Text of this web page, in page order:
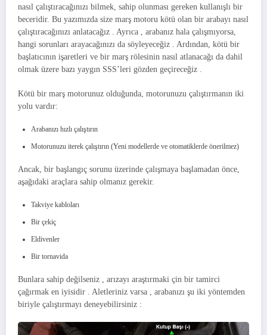
nasıl çalıştıracağınızı bilmek, sahip olunması gereken kullanışlı bir
beceridir. Bu yazımızda size marş motoru kötü olan bir arabayı nasıl
çalıştıracağınızı anlatacağız . Ayrıca , arabanız hala çalışmıyorsa,
hangi sorunları arayacağınızı da söyleyeceğiz . Ardından, kötü bir
başlatıcının işaretleri ve bir marş rölesinin nasıl atlanacağı da dahil
olmak üzere bazı yaygın SSS’leri gözden geçireceğiz .
Kötü bir marş motorunuz olduğunda, motorunuzu çalıştırmanın iki
yolu vardır:
Arabanızı hızlı çalıştırın
Motorunuzu iterek çalıştırın (Yeni modellerde ve otomatiklerde önerilmez)
Ancak, bir başlangıç ​​sorunu üzerinde çalışmaya başlamadan önce,
aşağıdaki araçlara sahip olmanız gerekir.
Takviye kabloları
Bir çekiç
Eldivenler
Bir tornavida
Bunlara sahip değilseniz , arızayı araştırmaki çin bir tamirci
çağırmak en iyisidir . Aletleriniz varsa , arabanızı şu iki yöntemden
biriyle çalıştırmayı deneyebilirsiniz :